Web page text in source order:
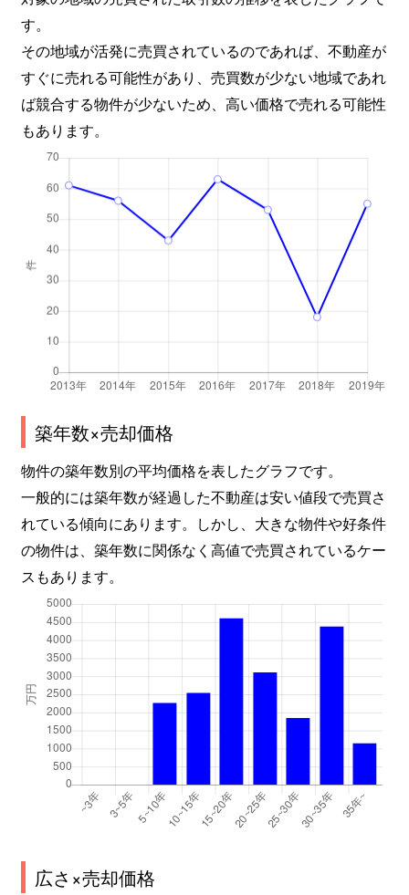
す。
その地域が活発に売買されているのであれば、不動産が
すぐに売れる可能性があり、売買数が少ない地域であれ
ば競合する物件が少ないため、高い価格で売れる可能性
もあります。
築年数×売却価格
物件の築年数別の平均価格を表したグラフです。
一般的には築年数が経過した不動産は安い値段で売買さ
れている傾向にあります。しかし、大きな物件や好条件
の物件は、築年数に関係なく高値で売買されているケー
スもあります。
広さ×売却価格